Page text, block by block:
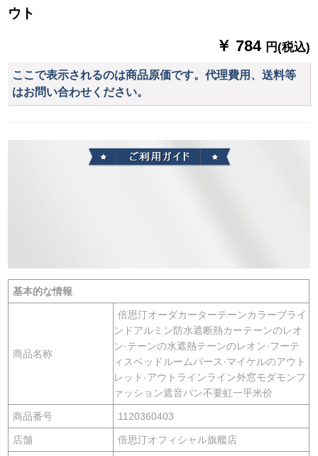
ウト
￥ 784 円(税込)
ここで表示されるのは商品原価です。代理費用、送料等
はお問い合わせください。
基本的な情報
商品名称
倍思汀オーダカーターテーンカラーブライ
ンドアルミン防水遮断熱カーテーンのレオ
ン·テーンの水遮熱テーンのレオン·フーテ
ィスベッドルームバース·マイケルのアウト
レット·アウトラインライン外窓モダモンフ
ァッション遮音パン不要虹一平米价
商品番号 1120360403
店舗 倍思汀オフィシャル旗艦店